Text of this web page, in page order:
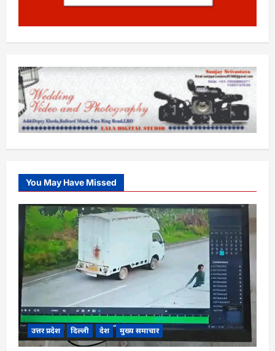
You May Have Missed
उत्तर प्रदेश दिल्ली देश मुख्य समाचार